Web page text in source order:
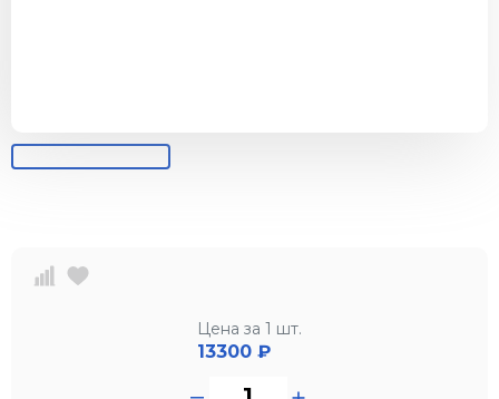
Цена за 1 шт.
13300 ₽